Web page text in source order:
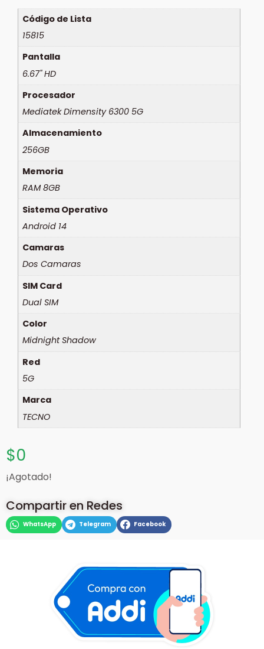
Código de Lista
15815
Pantalla
6.67" HD
Procesador
Mediatek Dimensity 6300 5G
Almacenamiento
256GB
Memoria
RAM 8GB
Sistema Operativo
Android 14
Camaras
Dos Camaras
SIM Card
Dual SIM
Color
Midnight Shadow
Red
5G
Marca
TECNO
$0
¡Agotado!
Compartir en Redes
WhatsApp Telegram Facebook